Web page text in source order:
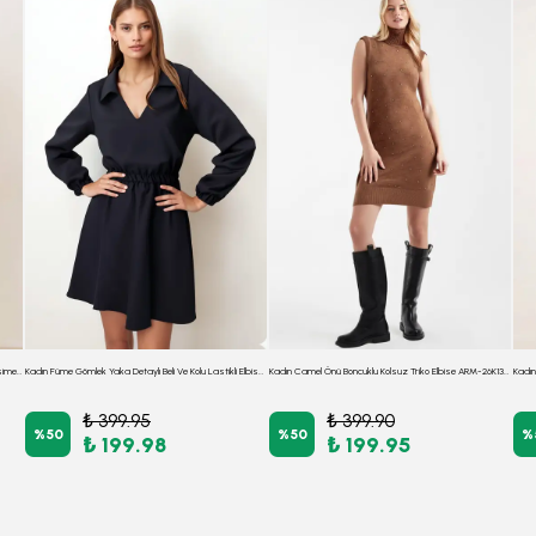
%50
₺ 399.95
₺ 199.98 %50
₺ 399.90
₺ 199.95 %